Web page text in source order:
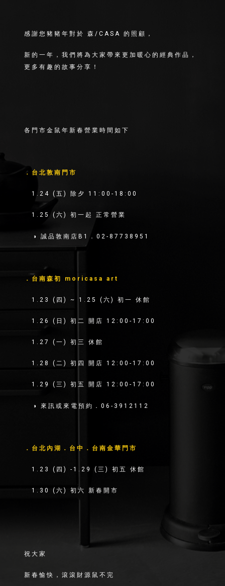
感謝您豬豬年對於 森/CASA 的照顧，
新的一年，我們將為大家帶來更加暖心的經典作品，
更多有趣的故事分享！
各門市金鼠年新春營業時間如下
．台北敦南門市
1.24 (五) 除夕 11:00-18:00
1.25 (六) 初一起 正常營業
◑ 誠品敦南店B1．02-87738951
．台南森初 moricasa art
1.23 (四) ~ 1.25 (六) 初一 休館
1.26 (日) 初二 開店 12:00-17:00
1.27 (一) 初三 休館
1.28 (二) 初四 開店 12:00-17:00
1.29 (三) 初五 開店 12:00-17:00
◑ 來訊或來電預約．06-3912112
．台北內湖．台中．台南金華門市
1.23 (四) -1.29 (三) 初五 休館
1.30 (六) 初六 新春開市
祝大家
新春愉快，滾滾財源鼠不完